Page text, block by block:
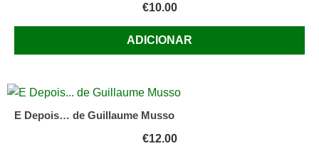
€10.00
ADICIONAR
E Depois… de Guillaume Musso
€12.00